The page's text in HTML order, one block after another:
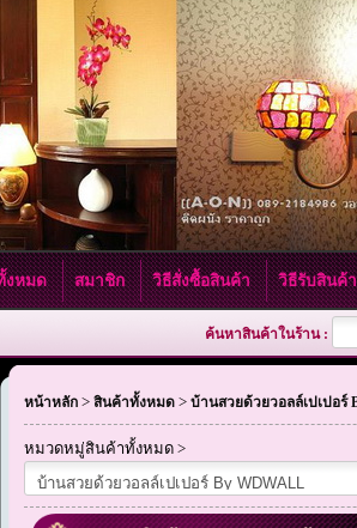
งหมด สมาชิก วิธีสั่งซื้อสินค้า วิธีรับสินค้
ค้นหาสินค้าในร้าน :
หน้าหลัก> สินค้าทั้งหมด> บ้านสวยด้วยวอลล์เปเปอร์
หมวดหมู่สินค้าทั้งหมด >